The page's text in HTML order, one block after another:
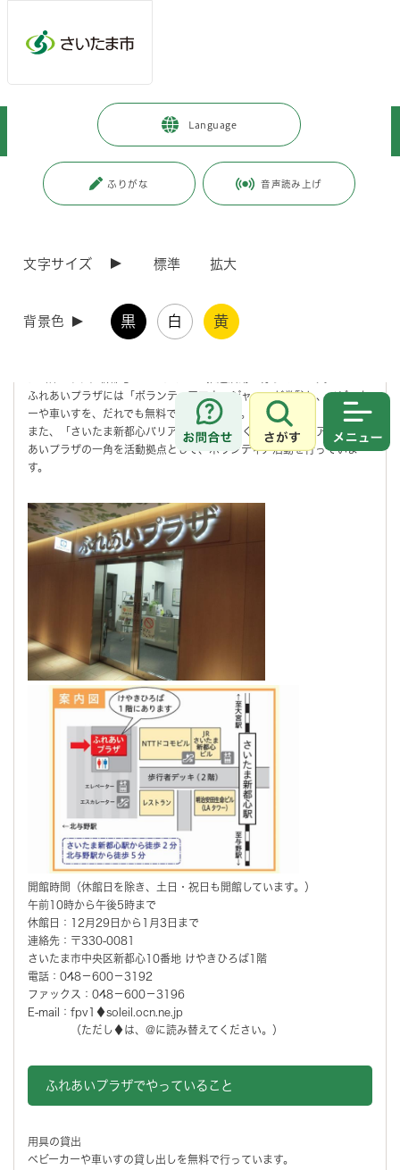
Language
ふりがな 音声読み上げ
文字サイズ 標準 拡大
背景色 黒 白 黄
お問合せ
さがす
施設を探す・予約する > その他の施設
>
さいたま新都心ふれあいプラザ
更新日付：2026年2月19日 / ページ番号：C032328
ふれあいプラザについて
ふれあいプラザには「ボランティアマネージャー」が常駐し、ベビーカ
ーや車いすを、だれでも無料で使用できます。
また、「さいたま新都心バリアフリーまちづくりボランティア」がふれ
あいプラザの一角を活動拠点として、ボランティア活動を行っていま
す。
開館時間（休館日を除き、土日・祝日も開館しています。）
午前10時から午後5時まで
休館日：12月29日から1月3日まで
連絡先：〒330-0081
さいたま市中央区新都心10番地 けやきひろば1階
電話：048－600－3192
ファックス：048－600－3196
E-mail：fpv1♦soleil.ocn.ne.jp
（ただし♦は、@に読み替えてください。）
ふれあいプラザでやっていること
用具の貸出
ベビーカーや車いすの貸し出しを無料で行っています。